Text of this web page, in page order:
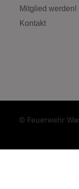
Mitglied werden!
Kontakt
© Feuerwehr